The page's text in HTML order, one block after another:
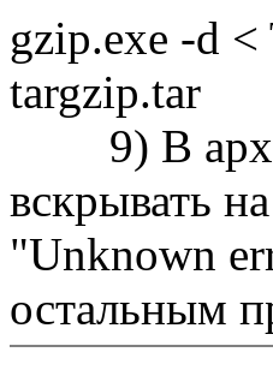
gzip.exe -d
targzip.tar
9) В
вскрывать
"Unknown
остальным